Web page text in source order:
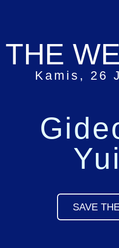
THE
Kamis, 26
SAVE